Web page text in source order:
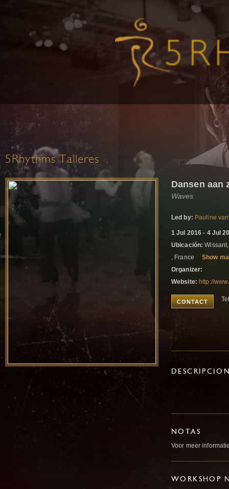
5Rhythms Talleres
Dansen aan
Waves
Led by: Pauline
1 Jul 2016 - 4 Jul
Ubicación:
, France
Show
Organizer:
Website: http://
CONTACT
NOTAS
Voor meer
WORKSHOP